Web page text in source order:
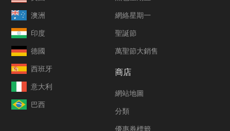
澳洲
印度
德國
西班牙
意大利
巴西
網絡星期一
聖誕節
萬聖節大銷售
商店
網站地圖
分類
優惠券標籤